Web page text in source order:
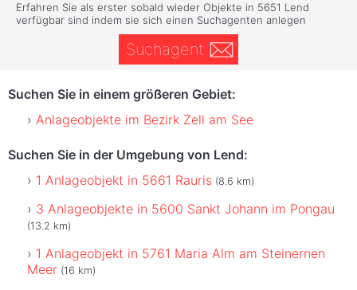
Erfahren Sie als erster sobald wieder Objekte in 5651 Lend
verfügbar sind indem sie sich einen Suchagenten anlegen
Suchagent
Suchen Sie in einem größeren Gebiet:
Anlageobjekte im Bezirk Zell am See
Suchen Sie in der Umgebung von Lend:
1 Anlageobjekt in 5661 Rauris (8.6 km)
3 Anlageobjekte in 5600 Sankt Johann im Pongau
(13.2 km)
1 Anlageobjekt in 5761 Maria Alm am Steinernen
Meer (16 km)